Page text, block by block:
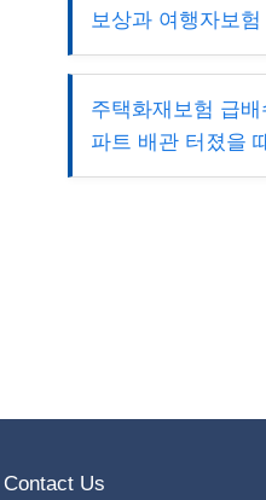
보상과 여행자보
주택화재보험 급
파트 배관 터졌을
Contact Us